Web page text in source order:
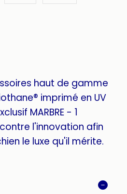
haut de gamme
imprimé en UV
MARBRE - 1
l'innovation afin
le luxe qu'il mérite.